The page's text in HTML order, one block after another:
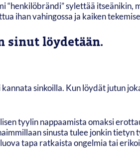
“henkilöbrändi” sylettää itseänikin,
ihan vahingossa ja kaiken
sinut löydetään.
sinkoilla. Kun löydät jutun
tyylin nappaamista omaksi
sinusta tulee jonkin
tapa ratkaista ongelmia tai